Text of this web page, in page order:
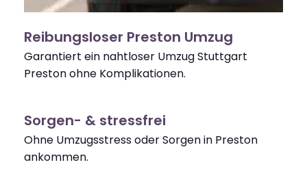
Reibungsloser Preston Umzug
Garantiert ein nahtloser Umzug Stuttgart
Preston ohne Komplikationen.
Sorgen- & stressfrei
Ohne Umzugsstress oder Sorgen in Preston
ankommen.